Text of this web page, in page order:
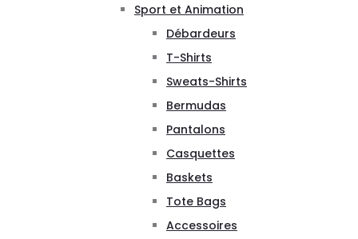
Sport et Animation
Débardeurs
T-Shirts
Sweats-Shirts
Bermudas
Pantalons
Casquettes
Baskets
Tote Bags
Accessoires